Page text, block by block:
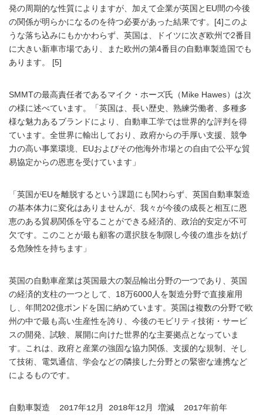
発の周期的な性質によりますが、加えて企業が英国とEU間の今後
の関係が明らかになるのを待つ必要があった結果です。[4]このよ
うな落ち込みにもかかわらず、英国は、ドイツに次ぎ欧州で2番目
に大きい新車市場であり、また欧州の第4番目の自動車製造国でも
あります。 [5]
SMMTの最高責任者であるマイク・ホーズ氏（Mike Hawes）は次
の様に述べています。「英国は、長い歴史、熟練労働者、多種多
様な魅力あるブランドにより、自動車工学では世界的な評判を得
ています。全世界に輸出しており、政府からの手厚い支援、競争
力の高い事業環境、EUおよびその他海外市場との自由で公平な貿
易協定からの恩恵を受けています」
「英国がEUを離脱するという課題にも関わらず、英国自動車製造
の基本体力に変化はありませんが、我々が今後の成長と相互に恩
恵のある貿易関係を守ることができる経済的、政治的安定が不可
欠です。このことが最も顧客の選択肢を制限し今後の進歩を妨げ
る危険性を持ちます」
英国の自動車産業は英国最大の製品輸出分野の一つであり、英国
の経済的支柱の一つとして、18万6000人を製造分野で直接雇用
し、年間202億ポンドを国に納めています。英国は複数の分野で欧
州の中で最も高い生産性を誇り、今後のモビリティ技術・サービ
スの開発、試験、展開に向けた世界的な主要拠点となっていま
す。これは、政府と産業の強固な協力関係、支援的な規制、そし
て技術、電気通信、学会などの隣接した分野との緊密な連携など
によるものです。
自動車製造 2017年12月 2018年12月 増減 2017年前年